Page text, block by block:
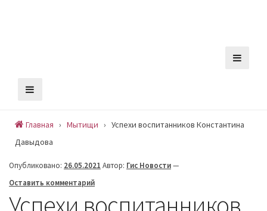
Главная › Мытищи › Успехи воспитанников Константина
Давыдова
Опубликовано: 26.05.2021 Автор: Гис Новости—
Оставить комментарий